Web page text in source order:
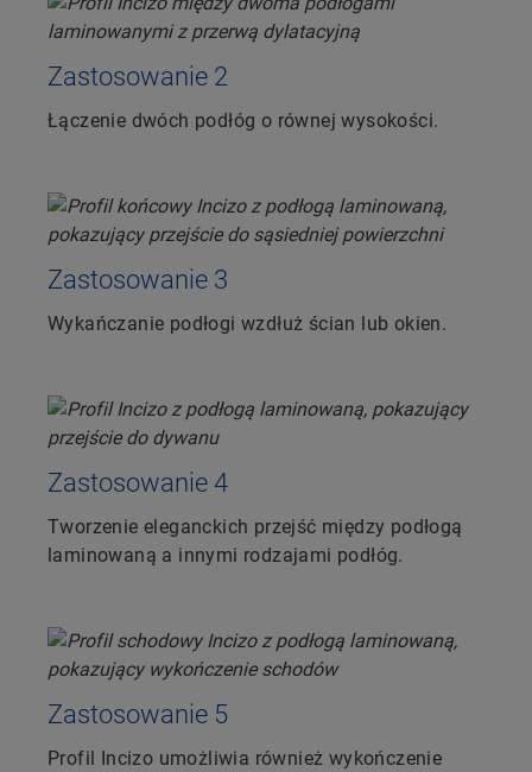
Zastosowanie 2
Łączenie dwóch podłóg o równej wysokości.
Zastosowanie 3
Wykańczanie podłogi wzdłuż ścian lub okien.
Zastosowanie 4
Tworzenie eleganckich przejść między podłogą
laminowaną a innymi rodzajami podłóg.
Zastosowanie 5
Profil Incizo umożliwia również wykończenie